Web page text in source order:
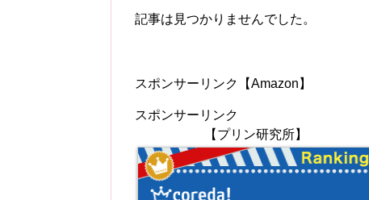
記事は見つかりませんでした。
スポンサーリンク【Amazon】
スポンサーリンク
【プリン研究所】